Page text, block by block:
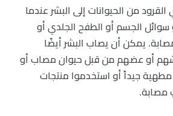
من الحيوانات إلى البشر عندما
سوائل الجسم أو الطفح الجلدي أو
يمكن أن يصاب البشر أيضًا
أو عضهم من قبل حيوان مصاب أو
مطهية جيداً أو استخدموا منتجات
مصابة.